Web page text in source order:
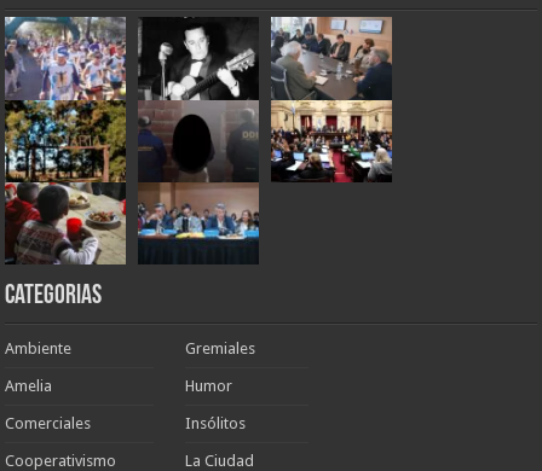
Categorias
Ambiente
Amelia
Comerciales
Cooperativismo
Gremiales
Humor
Insólitos
La Ciudad